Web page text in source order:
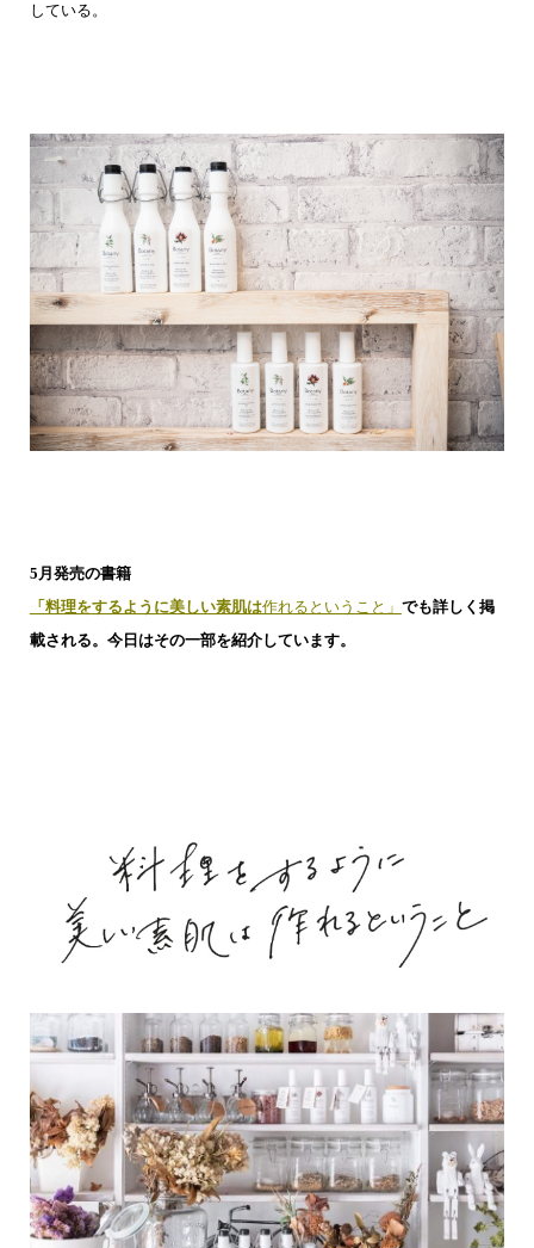
している。
5月発売の書籍
「料理をするように美しい素肌は作れるということ」 でも詳しく掲
載される。 今日はその一部を紹介しています。